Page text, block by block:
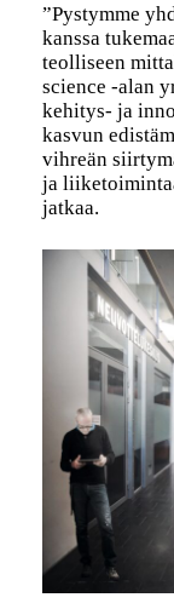
”Pystymme
kanssa
teolliseen
science -alan
kehitys- ja
kasvun
vihreän
ja
jatkaa.